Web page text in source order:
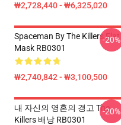
₩2,728,440 - ₩6,325,020
Spaceman By The Killers Flat
Mask RB0301
₩2,740,842 - ₩3,100,500
-20%
내 자신의 영혼의 경고 The
Killers 배낭 RB0301
-20%